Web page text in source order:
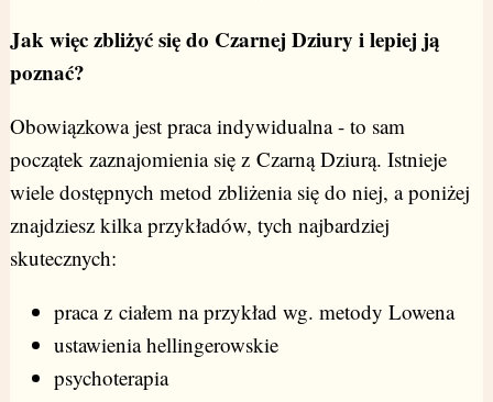
Jak więc zbliżyć się do Czarnej Dziury i lepiej ją
poznać?
Obowiązkowa jest praca indywidualna - to sam
początek zaznajomienia się z Czarną Dziurą. Istnieje
wiele dostępnych metod zbliżenia się do niej, a poniżej
znajdziesz kilka przykładów, tych najbardziej
skutecznych:
praca z ciałem na przykład wg. metody Lowena
ustawienia hellingerowskie
psychoterapia